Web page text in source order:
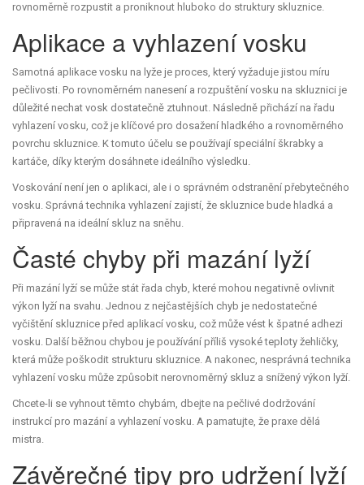
rovnoměrně rozpustit a proniknout hluboko do struktury skluznice.
Aplikace a vyhlazení vosku
Samotná aplikace vosku na lyže je proces, který vyžaduje jistou míru
pečlivosti. Po rovnoměrném nanesení a rozpuštění vosku na skluznici je
důležité nechat vosk dostatečně ztuhnout. Následně přichází na řadu
vyhlazení vosku, což je klíčové pro dosažení hladkého a rovnoměrného
povrchu skluznice. K tomuto účelu se používají speciální škrabky a
kartáče, díky kterým dosáhnete ideálního výsledku.
Voskování není jen o aplikaci, ale i o správném odstranění přebytečného
vosku. Správná technika vyhlazení zajistí, že skluznice bude hladká a
připravená na ideální skluz na sněhu.
Časté chyby při mazání lyží
Při mazání lyží se může stát řada chyb, které mohou negativně ovlivnit
výkon lyží na svahu. Jednou z nejčastějších chyb je nedostatečné
vyčištění skluznice před aplikací vosku, což může vést k špatné adhezi
vosku. Další běžnou chybou je používání příliš vysoké teploty žehličky,
která může poškodit strukturu skluznice. A nakonec, nesprávná technika
vyhlazení vosku může způsobit nerovnoměrný skluz a snížený výkon lyží.
Chcete-li se vyhnout těmto chybám, dbejte na pečlivé dodržování
instrukcí pro mazání a vyhlazení vosku. A pamatujte, že praxe dělá
mistra.
Závěrečné tipy pro udržení lyží